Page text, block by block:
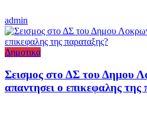
admin
Δημοτικα
Σεισμος στο ΔΣ του Δημου
απαντησει ο επικεφαλης της